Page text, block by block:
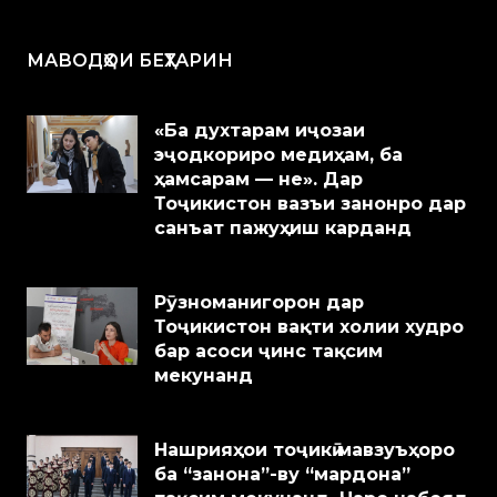
МАВОДҲОИ БЕҲТАРИН
«Ба духтарам иҷозаи
эҷодкориро медиҳам, ба
ҳамсарам — не». Дар
Тоҷикистон вазъи занонро дар
санъат пажуҳиш карданд
Рӯзноманигорон дар
Тоҷикистон вақти холии худро
бар асоси ҷинс тақсим
мекунанд
Нашрияҳои тоҷикӣ мавзуъҳоро
ба “занона”-ву “мардона”